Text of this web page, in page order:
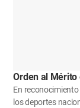
Orden al Mérito
En
los deportes